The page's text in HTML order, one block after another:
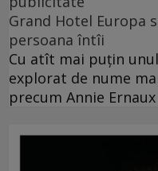
Grand Hotel Europa
persoana întîi
Cu atît mai puțin
explorat de nume
precum Annie